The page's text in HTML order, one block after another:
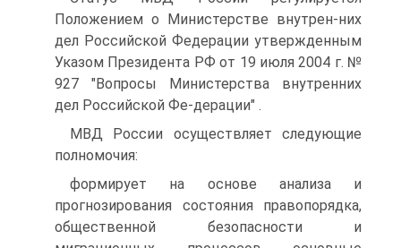
Положением о Министерстве внутрен-них
дел Российской Федерации утвержденным
Указом Президента РФ от 19 июля 2004 г. №
927 "Вопросы Министерства внутренних
дел Российской Фе-дерации" .
МВД России осуществляет следующие
полномочия:
формирует на основе анализа и
прогнозирования состояния правопорядка,
общественной безопасности и